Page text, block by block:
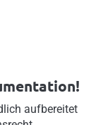
aufbereitet